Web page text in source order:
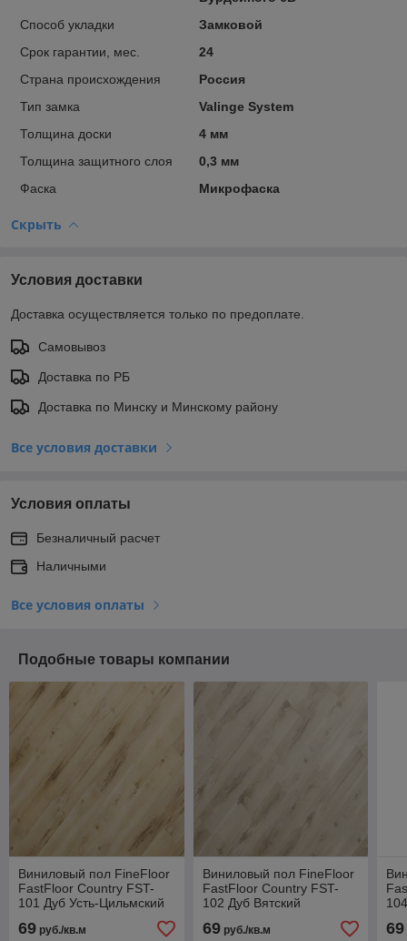
Способ укладки
Замковой
Срок гарантии, мес.
24
Страна происхождения
Россия
Тип замка
Valinge System
Толщина доски
4 мм
Толщина защитного слоя
0,3 мм
Фаска
Микрофаска
Скрыть
Условия доставки
Доставка осуществляется только по предоплате.
Самовывоз
Доставка по РБ
Доставка по Минску и Минскому району
Все условия доставки
Условия оплаты
Безналичный расчет
Наличными
Все условия оплаты
Подобные товары компании
Виниловый пол FineFloor
FastFloor Country FST-
101 Дуб Усть-Цильмский
69 руб./кв.м
Виниловый пол FineFloor
FastFloor Country FST-
102 Дуб Вятский
69руб./кв.м 69